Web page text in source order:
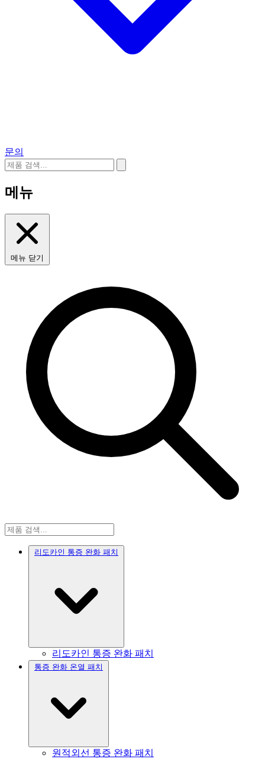
문의
메뉴
메뉴 닫기
리도카인 통증 완화 패치
리도카인 통증 완화 패치
통증 완화 온열 패치
원적외선 통증 완화 패치